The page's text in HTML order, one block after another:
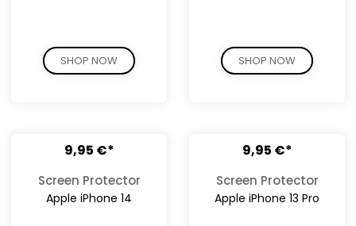
SHOP NOW SHOP NOW
9,95 €*
Screen Protector
Apple iPhone 14
9,95 €*
Screen Protector
Apple iPhone 13 Pro